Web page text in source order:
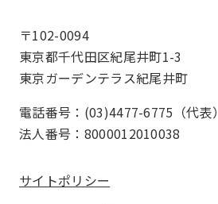
〒102-0094
東京都千代田区紀尾井町1-3
東京ガーデンテラス紀尾井町
電話番号：(03)4477-6775（代表）
法人番号：8000012010038
サイトポリシー